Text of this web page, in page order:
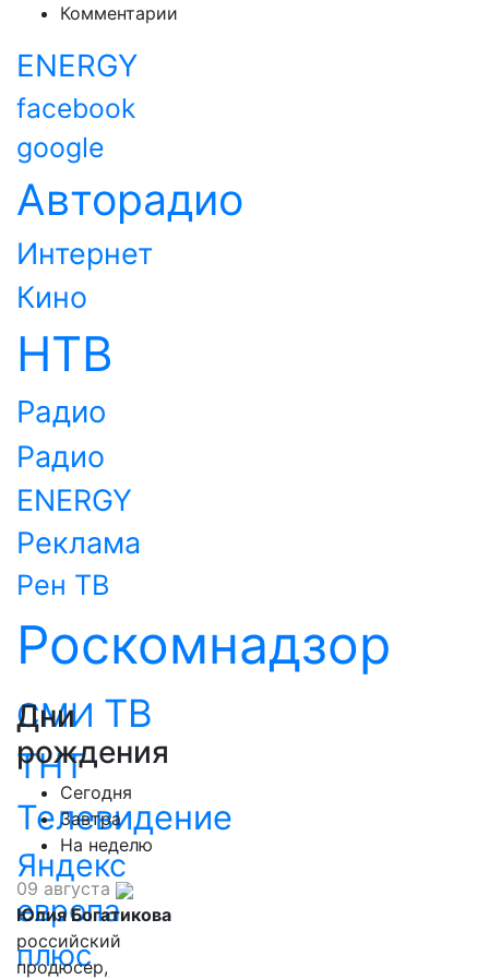
Комментарии
ENERGY
facebook
google
Авторадио
Интернет
Кино
НТВ
Радио
Радио
ENERGY
Реклама
Рен ТВ
Роскомнадзор
СМИ ТВ
ТНТ
Телевидение
Яндекс
европа
плюс
Дни
рождения
Сегодня
Завтра
На неделю
09 августа
Юлия Богатикова
российский
продюсер,